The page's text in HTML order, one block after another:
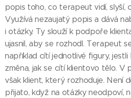
popis toho, co terapeut vidí, slyší,
Využívá nezaujatý popis a dává
i otázky. Ty slouží k podpoře
ujasnil, aby se rozhodl. Terapeut
například cítí jednotlivé figury, jestli
změna, jak se cítí klientovo tělo.
však klient, který rozhoduje. Není
přijato, když na otázky neodpoví,